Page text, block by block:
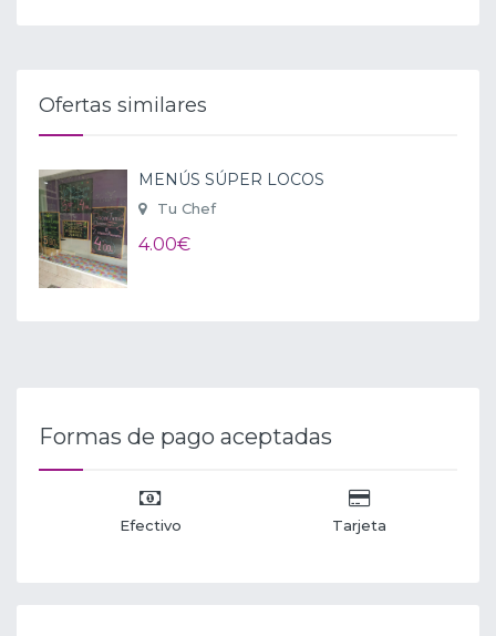
Ofertas similares
MENÚS SÚPER LOCOS
Tu Chef
4.00€
Formas de pago aceptadas
Efectivo Tarjeta